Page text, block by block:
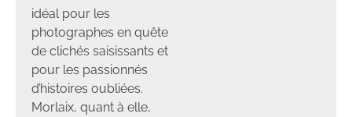
idéal pour les
photographes en quête
de clichés saisissants et
pour les passionnés
d’histoires oubliées.
Morlaix, quant à elle,